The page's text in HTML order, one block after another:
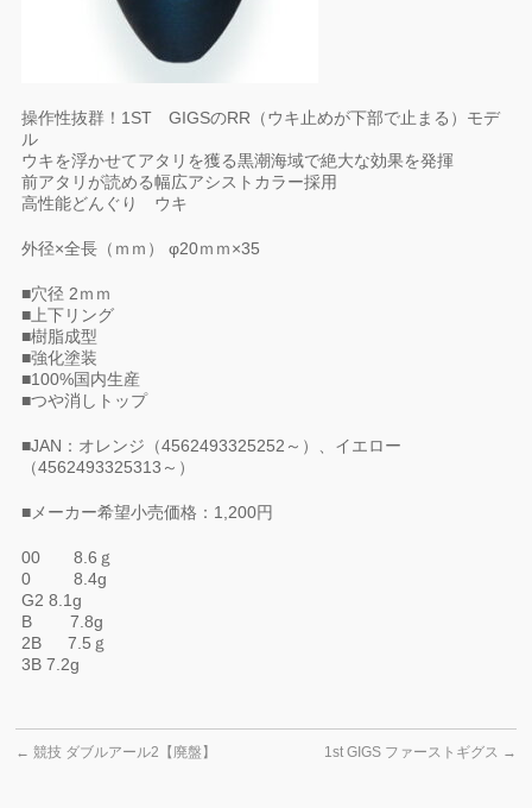
操作性抜群！1ST GIGSのRR（ウキ止めが下部で止まる）モデ
ル
ウキを浮かせてアタリを獲る黒潮海域で絶大な効果を発揮
前アタリが読める幅広アシストカラー採用
高性能どんぐり ウキ
外径×全長（ｍｍ） φ20ｍｍ×35
■穴径 2ｍｍ
■上下リング
■樹脂成型
■強化塗装
■100%国内生産
■つや消しトップ
■JAN：オレンジ（4562493325252～）、イエロー
（4562493325313～）
■メーカー希望小売価格：1,200円
00 8.6ｇ
0 8.4g
G2 8.1g
B 7.8g
2B 7.5ｇ
3B 7.2g
← 競技 ダブルアール2【廃盤】 1st GIGS ファーストギグス →